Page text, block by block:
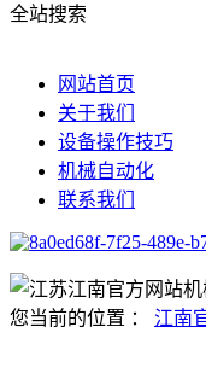
全站搜索
网站首页
关于我们
设备操作技巧
机械自动化
联系我们
您当前的位置 ： 江南